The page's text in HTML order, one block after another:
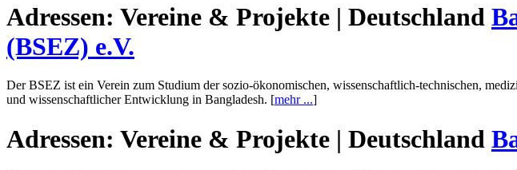
Adressen: Vereine & Projekte | Deutschland
(BSEZ) e.V.
Der BSEZ ist ein Verein zum Studium der sozio-ökonomischen, wissenschaftlich-technischen,
und wissenschaftlicher Entwicklung in Bangladesh. [mehr ...]
Adressen: Vereine & Projekte | Deutschland